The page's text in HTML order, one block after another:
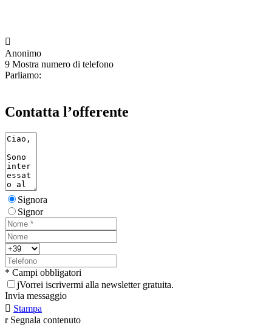

Anonimo
9 Mostra numero di telefono
Parliamo:
Contatta l’offerente
Signora
Signor
* Campi obbligatori
jVorrei iscrivermi alla newsletter gratuita.
Invia messaggio
 Stampa
r Segnala contenuto